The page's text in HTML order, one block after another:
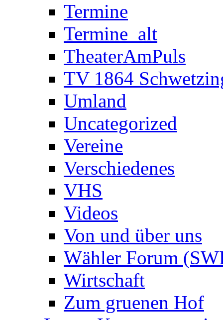
Termine
Termine_alt
TheaterAmPuls
TV 1864
Umland
Uncategorized
Vereine
Verschiedenes
VHS
Videos
Von und über uns
Wähler Forum
Wirtschaft
Zum gruenen Hof